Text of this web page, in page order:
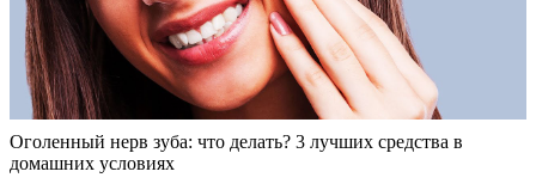
Оголенный нерв зуба: что делать? 3 лучших средства в
домашних условиях